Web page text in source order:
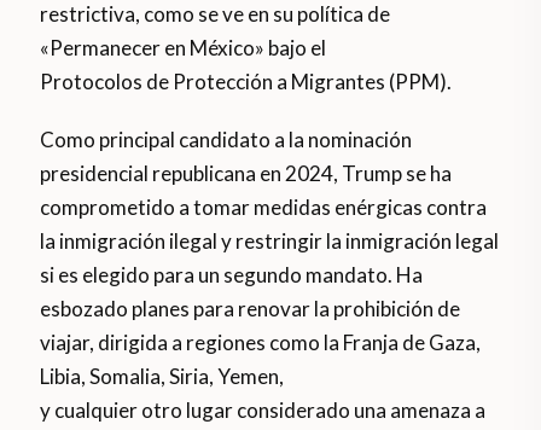
restrictiva, como se ve en su política de
«Permanecer en México» bajo el
Protocolos de Protección a Migrantes (PPM).
Como principal candidato a la nominación
presidencial republicana en 2024, Trump se ha
comprometido a tomar medidas enérgicas contra
la inmigración ilegal y restringir la inmigración legal
si es elegido para un segundo mandato. Ha
esbozado planes para renovar la prohibición de
viajar, dirigida a regiones como la Franja de Gaza,
Libia, Somalia, Siria, Yemen,
y cualquier otro lugar considerado una amenaza a